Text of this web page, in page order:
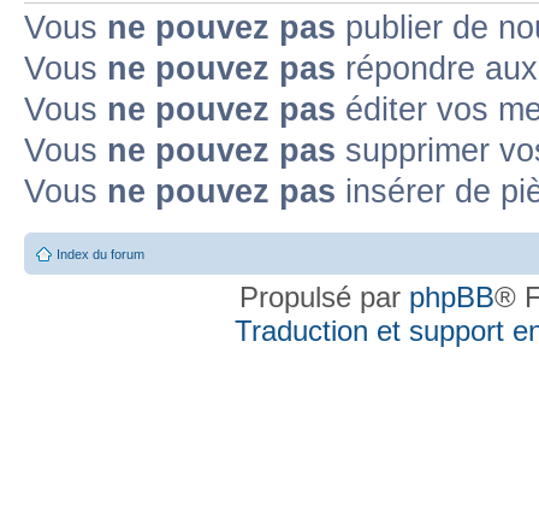
Vous ne pouvez pas publier de
Vous ne pouvez pas répondre
Vous ne pouvez pas éditer vos
Vous ne pouvez pas supprimer
Vous ne pouvez pas insérer de
Index du forum
Propulsé par phpBB®
Traduction et support